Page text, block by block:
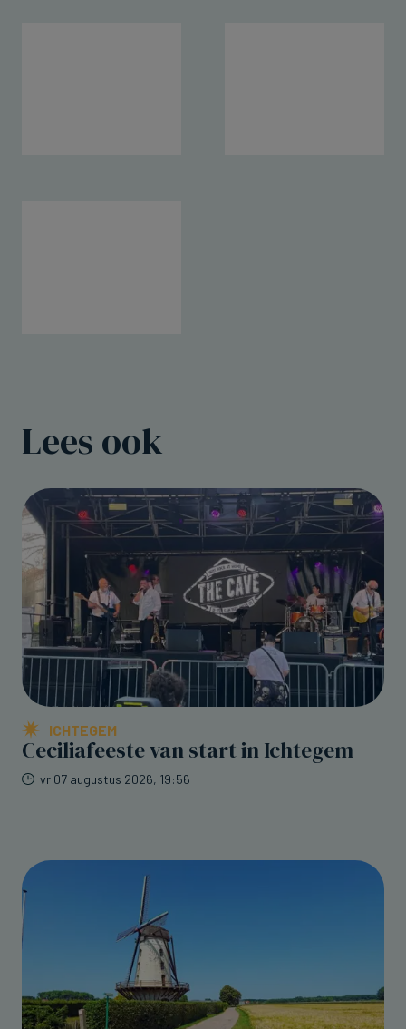
Lees ook
ICHTEGEM
Ceciliafeeste van start in Ichtegem
vr 07 augustus 2026, 19:56